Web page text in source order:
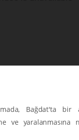
Bağdat'ta
yaralanmasına